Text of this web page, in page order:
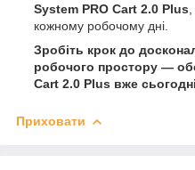
System PRO Cart 2.0 Plus
кожному робочому дні.
Зробіть крок до
робочого простору —
Cart 2.0 Plus вже
Приховати